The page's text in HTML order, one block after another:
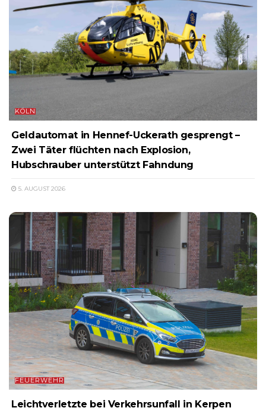
KÖLN
Geldautomat in Hennef-Uckerath gesprengt –
Zwei Täter flüchten nach Explosion,
Hubschrauber unterstützt Fahndung
5. AUGUST 2026
FEUERWEHR
Leichtverletzte bei Verkehrsunfall in Kerpen